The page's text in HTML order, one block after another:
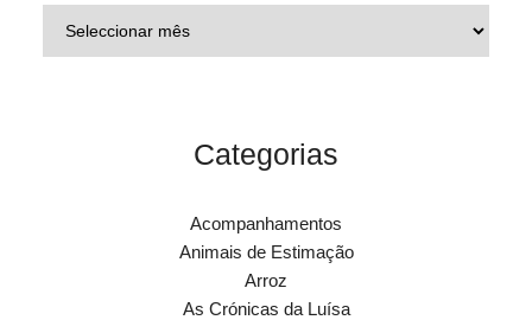
Categorias
Acompanhamentos
Animais de Estimação
Arroz
As Crónicas da Luísa